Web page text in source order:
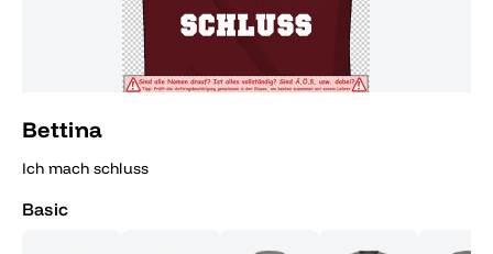
Bettina
Ich mach schluss
Basic